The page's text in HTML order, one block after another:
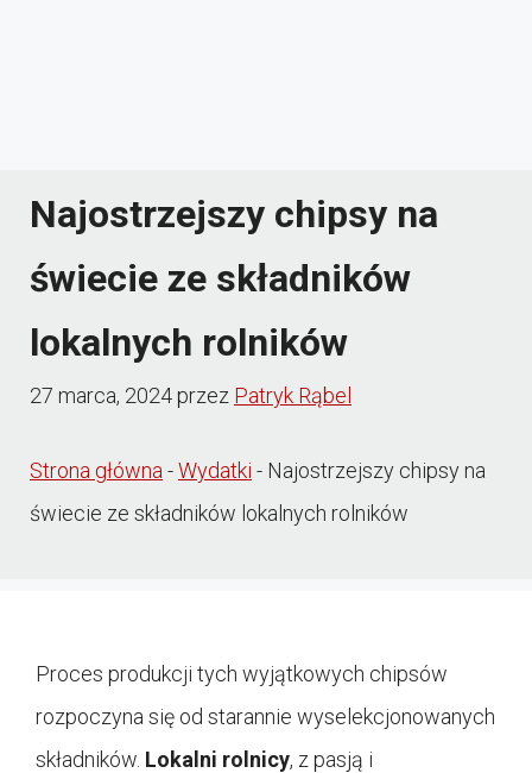
Najostrzejszy chipsy na
świecie ze składników
lokalnych rolników
27 marca, 2024przez Patryk Rąbel
Strona główna-Wydatki - Najostrzejszy chipsy na
świecie ze składników lokalnych rolników
Proces produkcji tych wyjątkowych chipsów
rozpoczyna się od starannie wyselekcjonowanych
składników. Lokalni rolnicy, z pasją i